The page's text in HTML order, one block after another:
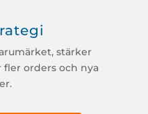
stärker
orders och nya